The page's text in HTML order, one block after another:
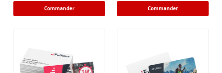
Commander Commander